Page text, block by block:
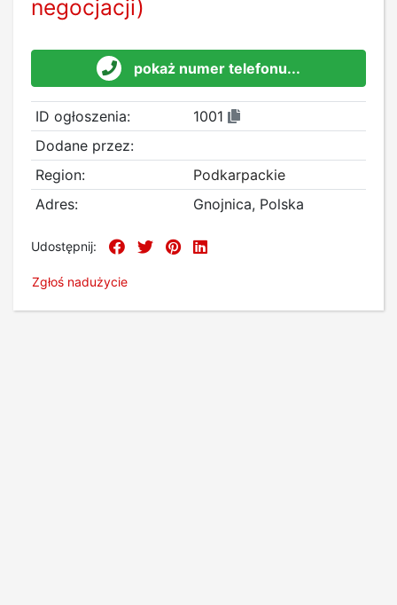
negocjacji)
pokaż numer telefonu...
ID ogłoszenia:
1001
Dodane przez:
Region:
Podkarpackie
Adres:
Gnojnica, Polska
Udostępnij:
Zgłoś nadużycie